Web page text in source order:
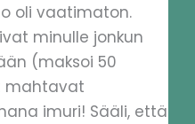
oli vaatimaton.
minulle jonkun
(maksoi 50
mahtavat
imuri! Sääli, että